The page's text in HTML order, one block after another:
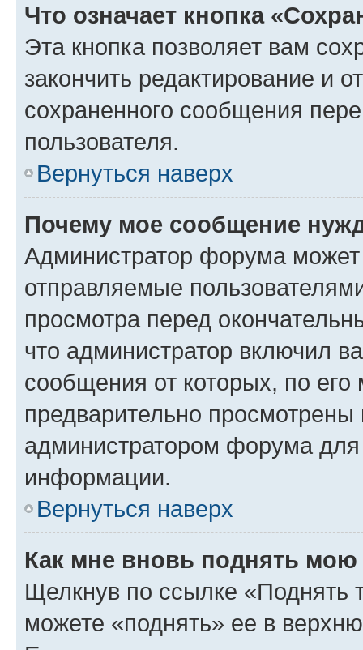
Что означает кнопка
Эта кнопка позволяет вам
закончить редактирование и
сохраненного сообщения
пользователя.
Вернуться наверх
Почему мое сообщение
Администратор форума
отправляемые
просмотра перед
что администратор включил
сообщения от которых, по
предварительно
администратором форума
информации.
Вернуться наверх
Как мне вновь поднять мою
Щелкнув по ссылке «Поднять
можете «поднять» ее в